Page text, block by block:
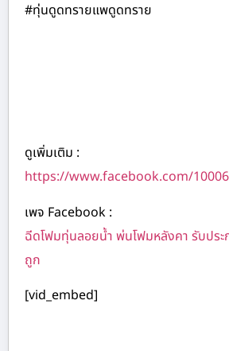
#ทุ่นดูดทรายแพดูดทราย
ดูเพิ่มเติม :
https://www.facebook.com/
เพจ Facebook :
ฉีดโฟมทุ่นลอยน้ำ พ่นโฟมหลังคา รับปร
ถูก
[vid_embed]